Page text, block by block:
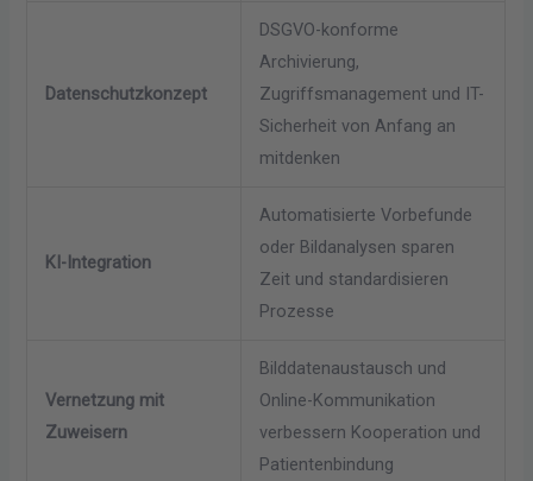
Datenschutzkonzept
DSGVO-konforme
Archivierung,
Zugriffsmanagement und IT-
Sicherheit von Anfang an
mitdenken
KI-Integration
Automatisierte Vorbefunde
oder Bildanalysen sparen
Zeit und standardisieren
Prozesse
Vernetzung mit
Zuweisern
Bilddatenaustausch und
Online-Kommunikation
verbessern Kooperation und
Patientenbindung